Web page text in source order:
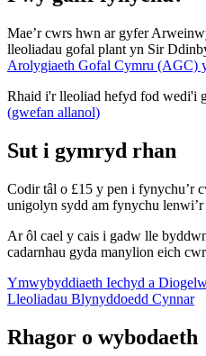
Mae’r cwrs hwn ar gyfer
lleoliadau gofal plant yn Sir
Arolygiaeth Gofal Cymru (AGC)
Rhaid i'r lleoliad hefyd fod wedi'i
(gwefan allanol)
Sut i gymryd rhan
Codir tâl o £15 y pen i fynychu’r
unigolyn sydd am fynychu
Ar ôl cael y cais i gadw lle
cadarnhau gyda manylion eich
Ymwybyddiaeth Iechyd a
Lleoliadau Blynyddoedd Cynnar
Rhagor o wybodaeth